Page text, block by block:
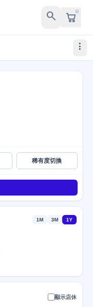
search
more_vert
稀有度切換
1M 3M 1Y
顯示店休